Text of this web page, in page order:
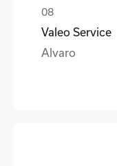
Valeo Service
Alvaro